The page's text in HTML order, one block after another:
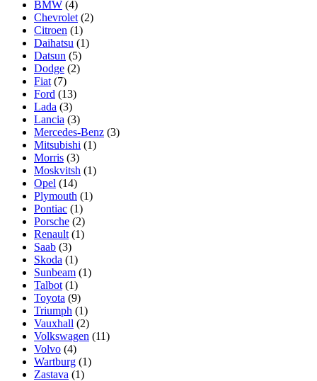
BMW (4)
Chevrolet (2)
Citroen (1)
Daihatsu (1)
Datsun (5)
Dodge (2)
Fiat (7)
Ford (13)
Lada (3)
Lancia (3)
Mercedes-Benz (3)
Mitsubishi (1)
Morris (3)
Moskvitsh (1)
Opel (14)
Plymouth (1)
Pontiac (1)
Porsche (2)
Renault (1)
Saab (3)
Skoda (1)
Sunbeam (1)
Talbot (1)
Toyota (9)
Triumph (1)
Vauxhall (2)
Volkswagen (11)
Volvo (4)
Wartburg (1)
Zastava (1)